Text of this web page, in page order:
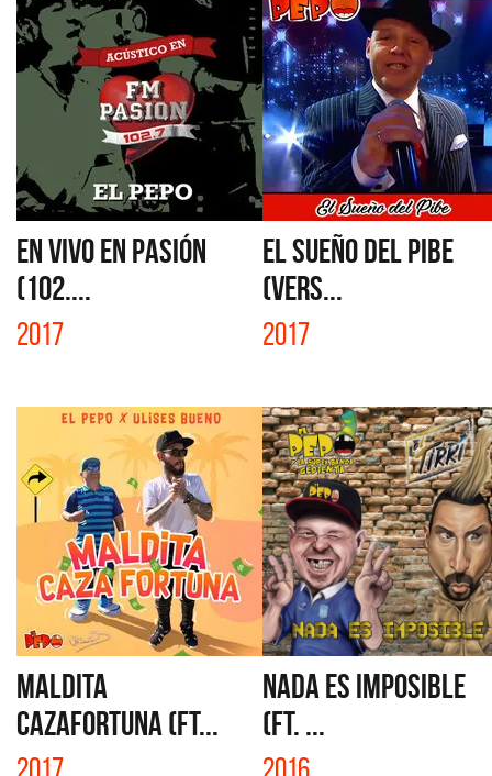
EN VIVO EN PASIÓN
(102....
2017
EL SUEÑO DEL PIBE
(VERS...
2017
MALDITA
CAZAFORTUNA (FT...
NADA ES IMPOSIBLE
(FT. ...